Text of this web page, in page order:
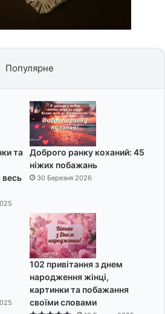
Популярне
та
весь
Доброго ранку коханий: 45
ніжих побажань
30 Березня 2026
102 привітання з днем
народження жінці,
картинки та побажання
своїми словами